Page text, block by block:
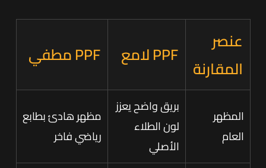
عنصر
المقارنة
PPF لامع PPF مطفي
المظهر
العام
بريق واضح يعزز
لون الطلاء
الأصلي
مظهر هادئ بطابع
رياضي فاخر